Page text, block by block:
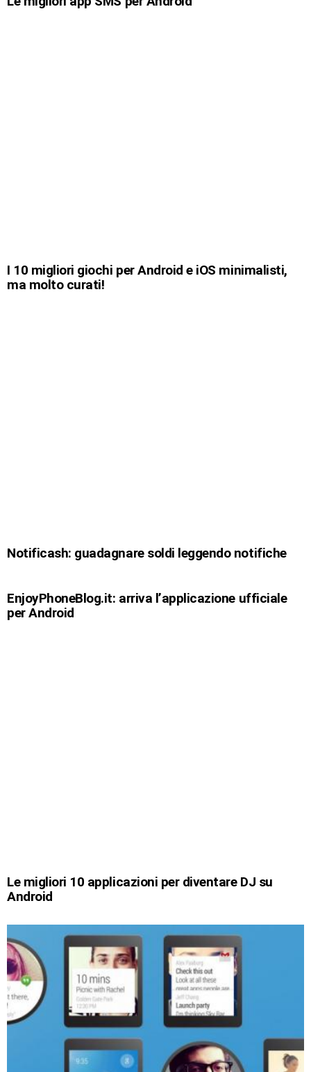
I 10 migliori giochi per Android e iOS minimalisti,
ma molto curati!
Notificash: guadagnare soldi leggendo notifiche
EnjoyPhoneBlog.it: arriva l’applicazione ufficiale
per Android
Le migliori 10 applicazioni per diventare DJ su
Android